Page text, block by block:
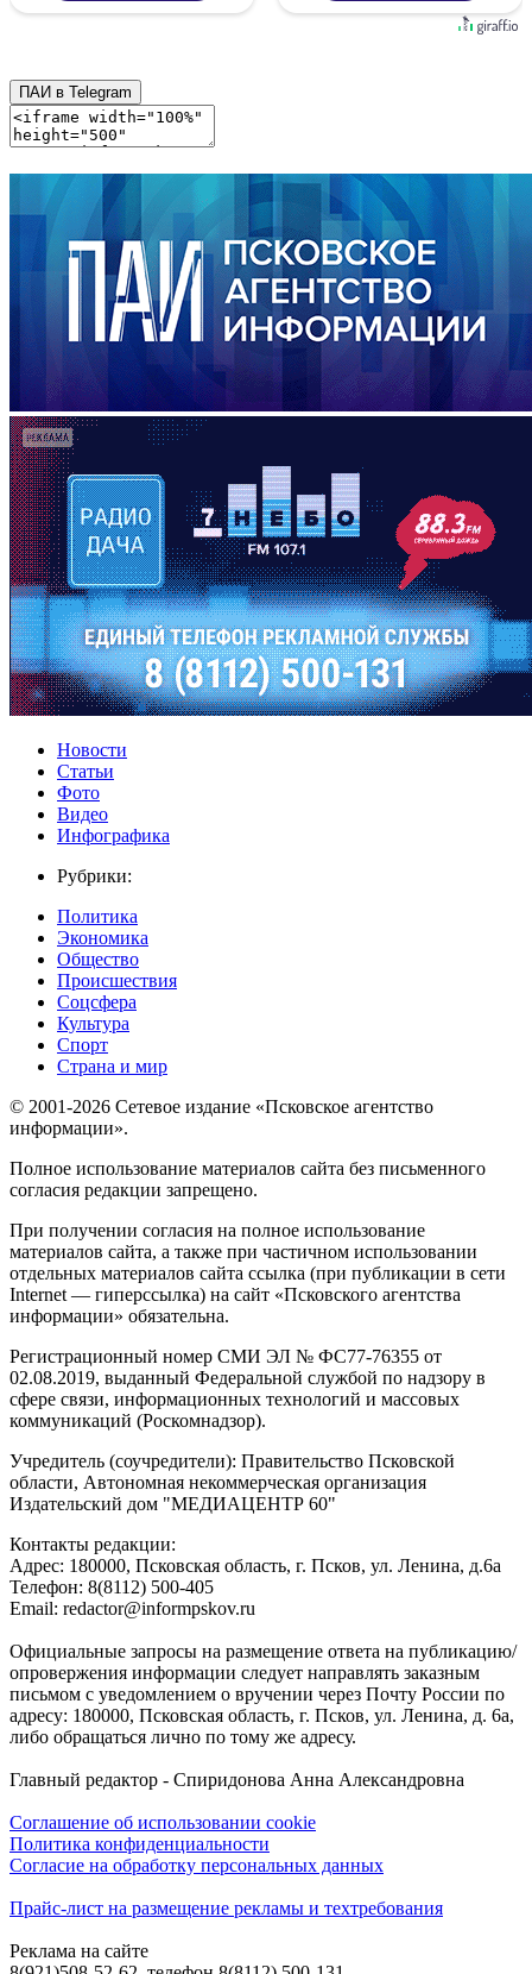
ПАИ в Telegram
Новости
Статьи
Фото
Видео
Инфографика
Рубрики:
Политика
Экономика
Общество
Происшествия
Соцсфера
Культура
Спорт
Страна и мир
© 2001-2026 Сетевое издание «Псковское агентство
информации».
Полное использование материалов сайта без письменного
согласия редакции запрещено.
При получении согласия на полное использование
материалов сайта, а также при частичном использовании
отдельных материалов сайта ссылка (при публикации в сети
Internet — гиперссылка) на сайт «Псковского агентства
информации» обязательна.
Регистрационный номер СМИ ЭЛ № ФС77-76355 от
02.08.2019, выданный Федеральной службой по надзору в
сфере связи, информационных технологий и массовых
коммуникаций (Роскомнадзор).
Учредитель (соучредители): Правительство Псковской
области, Автономная некоммерческая организация
Издательский дом "МЕДИАЦЕНТР 60"
Контакты редакции:
Адреc: 180000, Псковская область, г. Псков, ул. Ленина, д.6а
Телефон: 8(8112) 500-405
Email: redactor@informpskov.ru
Официальные запросы на размещение ответа на публикацию/
опровержения информации следует направлять заказным
письмом с уведомлением о вручении через Почту России по
адресу: 180000, Псковская область, г. Псков, ул. Ленина, д. 6а,
либо обращаться лично по тому же адресу.
Главный редактор - Спиридонова Анна Александровна
Соглашение об использовании cookie
Политика конфиденциальности
Согласие на обработку персональных данных
Прайс-лист на размещение рекламы и техтребования
Реклама на сайте